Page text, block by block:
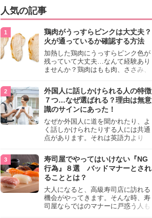
人気の記事
鶏肉がうっすらピンクは大丈夫？
火が通っているか確認する方法
加熱した鶏肉にうっすらピンク色が
残っていて大丈夫…なんて経験あり
ませんか？鶏肉はもも肉、ささみ、
わいが異なり、いろいろと楽しめる
料理ですが、鶏肉は加熱した後でも
うっすらピンク色の部分が大丈夫な
のと気になるときがあります。この
記事では生焼けか火が通っているの
かを確認する方法や、鶏肉を調理す
るときの注意点を紹介しますので、
参考にしてみてくださいね。
外国人に話しかけられる人の特徴
７つ…なぜ選ばれる？理由は無意
識のサインにあった！
なぜか外国人に道を聞かれたり、よ
く話しかけられたりする人には共通
点があります。それは英語力より
けても大丈夫」というサインが関係
しています。よく選ばれる人の特徴
や、英語が苦手でも焦らない対処
法、自分を守るための注意点を詳し
く解説します。
寿司屋でやってはいけない『NG
行為』８選 バッドマナーとされ
ることとは？
大人になると、高級寿司店に訪れる
機会がやってきます。そんな時、寿
司屋ならではのマナーに戸惑う人も